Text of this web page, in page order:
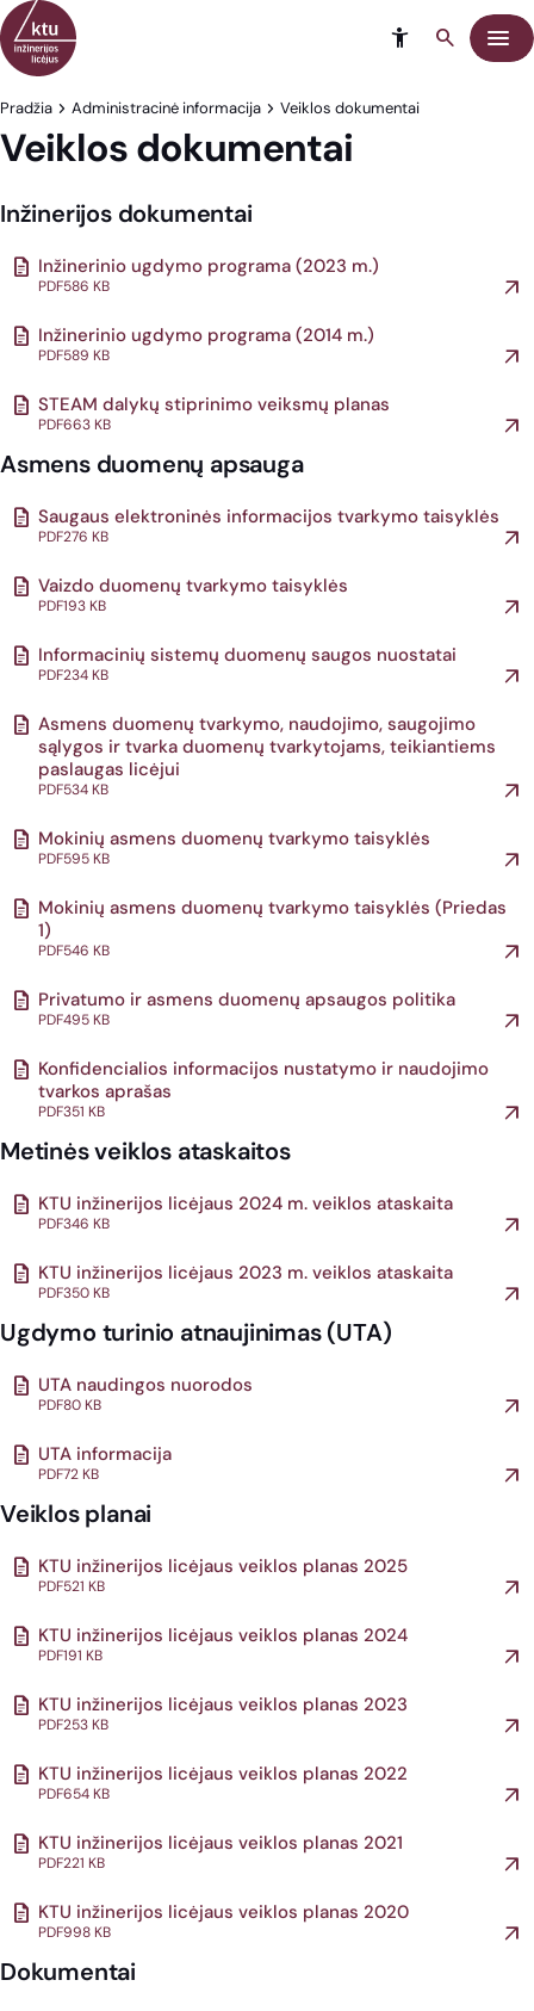
Eiti į turinį
Meniu
Pradžia Administracinė informacija Veiklos dokumentai
Veiklos dokumentai
Inžinerijos dokumentai
Inžinerinio ugdymo programa (2023 m.)
PDF586 KB
Inžinerinio ugdymo programa (2014 m.)
PDF589 KB
STEAM dalykų stiprinimo veiksmų planas
PDF663 KB
Asmens duomenų apsauga
Saugaus elektroninės informacijos tvarkymo taisyklės
PDF276 KB
Vaizdo duomenų tvarkymo taisyklės
PDF193 KB
Informacinių sistemų duomenų saugos nuostatai
PDF234 KB
Asmens duomenų tvarkymo, naudojimo, saugojimo
sąlygos ir tvarka duomenų tvarkytojams, teikiantiems
paslaugas licėjui
PDF534 KB
Mokinių asmens duomenų tvarkymo taisyklės
PDF595 KB
Mokinių asmens duomenų tvarkymo taisyklės (Priedas
1)
PDF546 KB
Privatumo ir asmens duomenų apsaugos politika
PDF495 KB
Konfidencialios informacijos nustatymo ir naudojimo
tvarkos aprašas
PDF351 KB
Metinės veiklos ataskaitos
KTU inžinerijos licėjaus 2024 m. veiklos ataskaita
PDF346 KB
KTU inžinerijos licėjaus 2023 m. veiklos ataskaita
PDF350 KB
Ugdymo turinio atnaujinimas (UTA)
UTA naudingos nuorodos
PDF80 KB
UTA informacija
PDF72 KB
Veiklos planai
KTU inžinerijos licėjaus veiklos planas 2025
PDF521 KB
KTU inžinerijos licėjaus veiklos planas 2024
PDF191 KB
KTU inžinerijos licėjaus veiklos planas 2023
PDF253 KB
KTU inžinerijos licėjaus veiklos planas 2022
PDF654 KB
KTU inžinerijos licėjaus veiklos planas 2021
PDF221 KB
KTU inžinerijos licėjaus veiklos planas 2020
PDF998 KB
Dokumentai